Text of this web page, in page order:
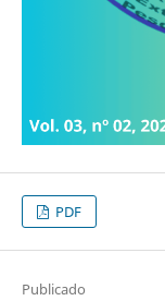
PDF
Publicado